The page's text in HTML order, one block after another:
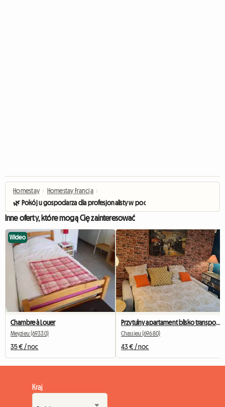
Homestay › Homestay Francja ›
🌿 Pokój u gospodarza dla profesjonalisty w podróży służbowej
Inne oferty, które mogą Cię zainteresować
Wideo
Chambre à Louer
Meyzieu (69330)
35 € / noc
Przytulny apartament blisko transportu publicznego w Wielkim Lyonie
Chassieu (69680)
43 € / noc
Kraj